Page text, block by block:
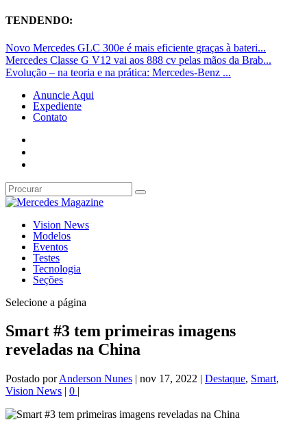
TENDENDO:
Novo Mercedes GLC 300e é mais eficiente graças à bateri...
Mercedes Classe G V12 vai aos 888 cv pelas mãos da Brab...
Evolução – na teoria e na prática: Mercedes-Benz ...
Anuncie Aqui
Expediente
Contato
Vision News
Modelos
Eventos
Testes
Tecnologia
Seções
Selecione a página
Smart #3 tem primeiras imagens
reveladas na China
Postado porAnderson Nunes | nov 17, 2022 | Destaque, Smart,
Vision News | 0 |